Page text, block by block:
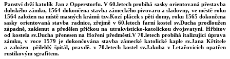
Panství drží katolík Jan z Opperstorfu. V 60.letech probíhá sasky orientovaná přestavba
dubského zámku, 1564 dokončena stavba zámeckého pivovaru a sladovny, ve městě roku
1564 založen na místě masných krámů tzv.Kozí plácek s pěti domy, roku 1565 dokončena
sasky orientovaná stavba radnice, zřejmě v 60.letech farní kostel sv.Ducha prodloužen
západně, zaklenut a předělen příčkou na utrakvisticko-katolickou dvojsvatyni. Hřbitov
od kostela sv.Ducha přenesen na Hoření předměstí.V 70.letech probíhá italizující úprava
zámku, v roce 1579 je dokončována stavba zámecké katolické kaple sv.Jana Křtitele
a založen přilehlý špitál, pravdě. v 70.letech kostel sv.Jakuba v Letařovicích opatřen
rustikovým sgrafitem.